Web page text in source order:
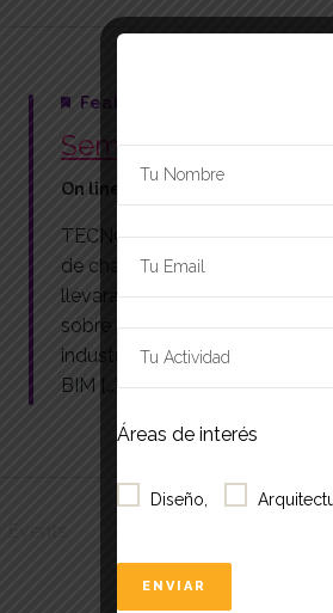
Featured
Semana del Steel
On line
TECNOPERFILES presente
de charlas y workshops
llevará a cabo del 25 al 29 de
sobre #SteelFrame con los
industria de la construcción.
BIM […]
Áreas de interés
Diseño,